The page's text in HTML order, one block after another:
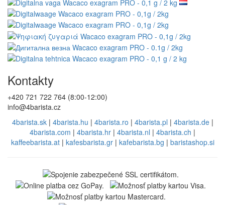
Kontakty
+420 721 722 764 (8:00-12:00)
info@4barista.cz
4barista.sk| 4barista.hu | 4barista.ro | 4barista.pl | 4barista.de|
4barista.com | 4barista.hr | 4barista.nl | 4barista.ch |
kaffeebarista.at| kafesbarista.gr| kafebarista.bg | baristashop.si